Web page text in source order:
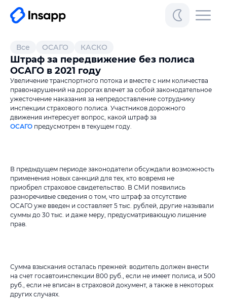
Штраф за передвижение без полиса
ОСАГО в 2021 году
Увеличение транспортного потока и вместе с ним количества
правонарушений на дорогах влечет за собой законодательное
ужесточение наказания за непредоставление сотруднику
инспекции страхового полиса. Участников дорожного
движения интересует вопрос, какой штраф за
ОСАГО предусмотрен в текущем году.
В предыдущем периоде законодатели обсуждали возможность
применения новых санкций для тех, кто вовремя не
приобрел страховое свидетельство. В СМИ появились
разноречивые сведения о том, что штраф за отсутствие
ОСАГО уже введен и составляет 5 тыс. рублей, другие называли
суммы до 30 тыс. и даже меру, предусматривающую лишение
прав.
Сумма взыскания осталась прежней: водитель должен внести
на счет госавтоинспекции 800 руб., если не имеет полиса, и 500
руб., если не вписан в страховой документ, а также в некоторых
других случаях.
Все ОСАГО КАСКО